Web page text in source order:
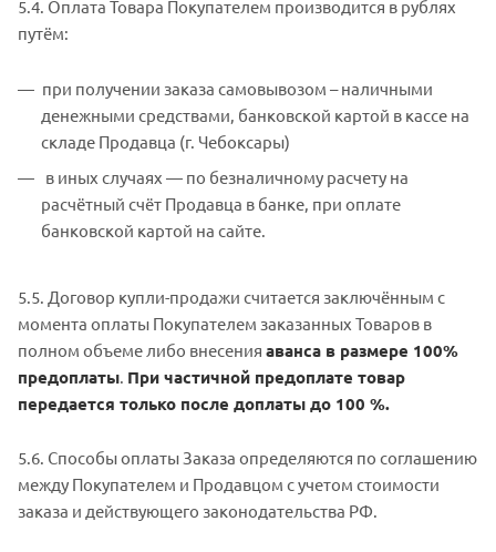
5.4. Оплата Товара Покупателем производится в рублях
путём:
при получении заказа самовывозом – наличными
денежными средствами, банковской картой в кассе на
складе Продавца (г. Чебоксары)
в иных случаях — по безналичному расчету на
расчётный счёт Продавца в банке, при оплате
банковской картой на сайте.
5.5. Договор купли-продажи считается заключённым с
момента оплаты Покупателем заказанных Товаров в
полном объеме либо внесения аванса в размере 100%
предоплаты. При частичной предоплате товар
передается только после доплаты до 100 %.
5.6. Способы оплаты Заказа определяются по соглашению
между Покупателем и Продавцом с учетом стоимости
заказа и действующего законодательства РФ.